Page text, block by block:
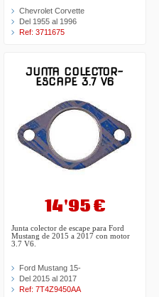
Chevrolet Corvette
Del 1955 al 1996
Ref: 3711675
JUNTA COLECTOR-
ESCAPE 3.7 V6
14'95 €
Junta colector de escape para Ford
Mustang de 2015 a 2017 con motor
3.7 V6.
Ford Mustang 15-
Del 2015 al 2017
Ref: 7T4Z9450AA